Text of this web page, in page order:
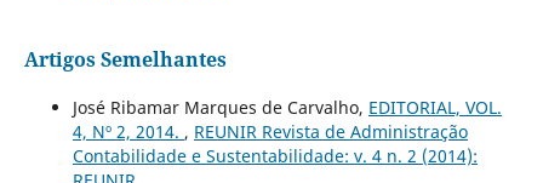
Artigos Semelhantes
José Ribamar Marques de Carvalho, EDITORIAL, VOL.
4, Nº 2, 2014. , REUNIR Revista de Administração
Contabilidade e Sustentabilidade: v. 4 n. 2 (2014):